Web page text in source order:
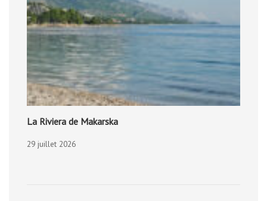
La Riviera de Makarska
29 juillet 2026